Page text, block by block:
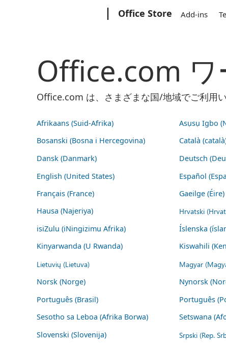
Office Store Add-ins
Office.com ワ
Office.com は、さまざまな国/地域でご利用
Afrikaans (Suid-Afrika) Asụsụ Igbo
Bosanski (Bosna i Hercegovina)
Català
Dansk (Danmark)
Deutsch
English (United States) Español
Français (France)
Gaeilge (Éire)
Hausa (Najeriya)
Hrvatski
isiZulu (iNingizimu Afrika)
Íslenska
Kinyarwanda (U Rwanda)
Kiswahili
Lietuvių (Lietuva) Magyar
Norsk (Norge)
Nynorsk
Português (Brasil) Português
Sesotho sa Leboa (Afrika Borwa)
Setswana
Slovenski (Slovenija) Srpski (Rep.